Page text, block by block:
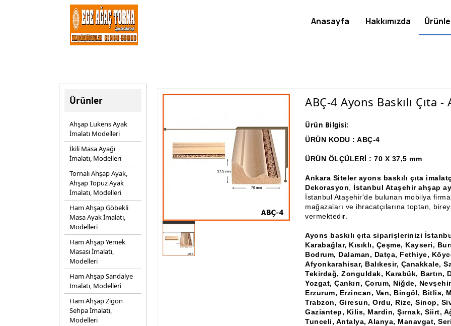
Ürünler
Ahşap Lukens Ayak
İmalatı Modelleri
İkili Masa Ayağı
İmalatı, Modelleri
Tornalı Ahşap Ayak,
Ahşap Topuz Ayak
İmalatı, Modelleri
Ham Ahşap Göbekli
Masa Ayak İmalatı,
Modelleri
Ham Ahşap Yemek
Masası İmalatı,
Modelleri
Ham Ahşap Sandalye
İmalatı, Modelleri
Ham Ahşap Zigon
Sehpa İmalatı,
Modelleri
ABÇ-4 Ayons Baskılı Çıta
Ürün Bilgisi:
ÜRÜN KODU : ABÇ-4
ÜRÜN ÖLÇÜLERİ : 70 X 37,5 mm
Ankara Siteler ayons baskılı çıta
Dekorasyon
İstanbul Ataşehir ahşap
İstanbul Ataşehir'de bulunan mobilya
mağazaları ve ihracatçılarına toptan,
vermektedir.
Ayons baskılı çıta siparişlerinizi
Karabağlar, Kısıklı, Çeşme, Kayseri,
Bodrum, Dalaman, Datça, Fethiye,
Afyonkarahisar, Balıkesir, Çanakkale,
Tekirdağ, Zonguldak, Karabük, Bartın,
Yozgat, Çankırı, Çorum, Niğde,
Erzurum, Erzincan, Van, Bingöl, Bitlis,
Trabzon, Giresun, Ordu, Rize, Sinop,
Gaziantep, Kilis, Mardin, Şırnak, Siirt,
Tunceli, Antalya, Alanya, Manavgat,
Anasayfa Hakkımızda